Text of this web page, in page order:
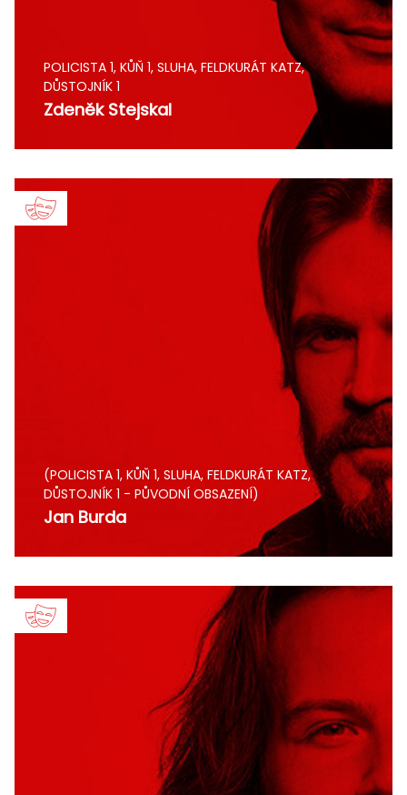
POLICISTA 1, KŮŇ 1, SLUHA, FELDKURÁT KATZ,
DŮSTOJNÍK 1
Zdeněk Stejskal
(POLICISTA 1, KŮŇ 1, SLUHA, FELDKURÁT KATZ,
DŮSTOJNÍK 1 - PŮVODNÍ OBSAZENÍ)
Jan Burda